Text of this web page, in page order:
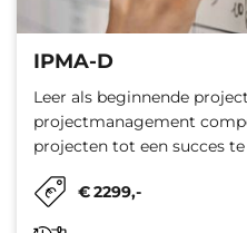
IPMA-D
Leer als beginnende
projectmanagement
projecten tot een succes
€2299,-